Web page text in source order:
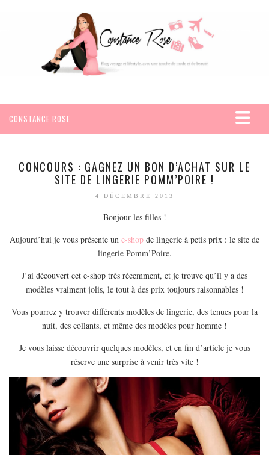
CONSTANCE ROSE
VOYAGES
AFRIQUE
AMÉRIQUE
EUROPE
ESPAGNE
FRANCE
GRÈCE
HONGRIE
PAYS BAS
RÉPUBLIQUE TCHÈQUE
OCÉANIE
AUSTRALIE
CONCOURS : GAGNEZ UN BON D’ACHAT SUR LE
SITE DE LINGERIE POMM’POIRE !
4 DÉCEMBRE 2013
Bonjour les filles !
Aujourd’hui je vous présente un e-shop de lingerie à petis prix : le site de
lingerie Pomm’Poire.
J’ai découvert cet e-shop très récemment, et je trouve qu’il y a des
modèles vraiment jolis, le tout à des prix toujours raisonnables !
Vous pourrez y trouver différents modèles de lingerie, des tenues pour la
nuit, des collants, et même des modèles pour homme !
Je vous laisse découvrir quelques modèles, et en fin d’article je vous
réserve une surprise à venir très vite !